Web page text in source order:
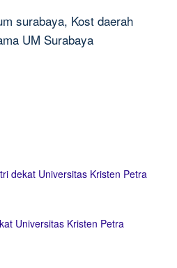
surabaya, Kost daerah
UM Surabaya
dekat Universitas Kristen Petra
Universitas Kristen Petra